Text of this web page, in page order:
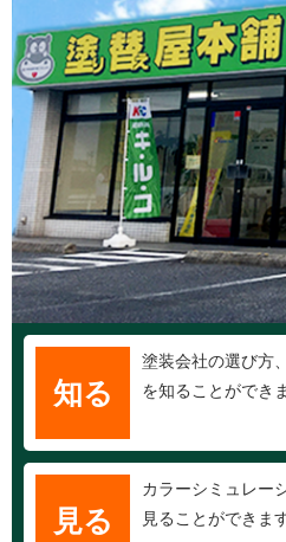
知る
塗装会社の選び方
を知ることができ
見る
カラーシミュレー
見ることができます